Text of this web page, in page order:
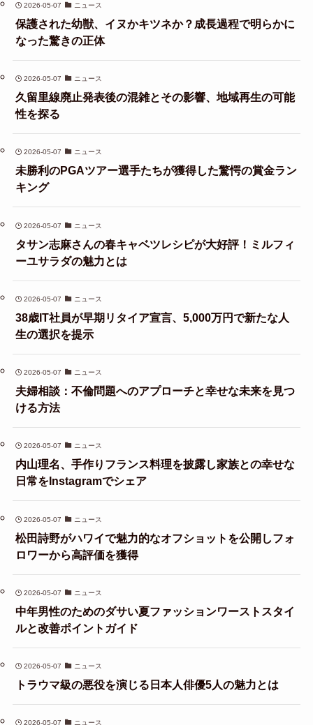
2026-05-07 ニュース
保護された幼獣、イヌかキツネか？成長過程で明らかに
なった驚きの正体
2026-05-07 ニュース
久留里線廃止発表後の混雑とその影響、地域再生の可能
性を探る
2026-05-07 ニュース
未勝利のPGAツアー選手たちが獲得した驚愕の賞金ラン
キング
2026-05-07 ニュース
タサン志麻さんの春キャベツレシピが大好評！ミルフィ
ーユサラダの魅力とは
2026-05-07 ニュース
38歳IT社員が早期リタイア宣言、5,000万円で新たな人
生の選択を提示
2026-05-07 ニュース
夫婦相談：不倫問題へのアプローチと幸せな未来を見つ
ける方法
2026-05-07 ニュース
内山理名、手作りフランス料理を披露し家族との幸せな
日常をInstagramでシェア
2026-05-07 ニュース
松田詩野がハワイで魅力的なオフショットを公開しフォ
ロワーから高評価を獲得
2026-05-07 ニュース
中年男性のためのダサい夏ファッションワーストスタイ
ルと改善ポイントガイド
2026-05-07 ニュース
トラウマ級の悪役を演じる日本人俳優5人の魅力とは
2026-05-07 ニュース